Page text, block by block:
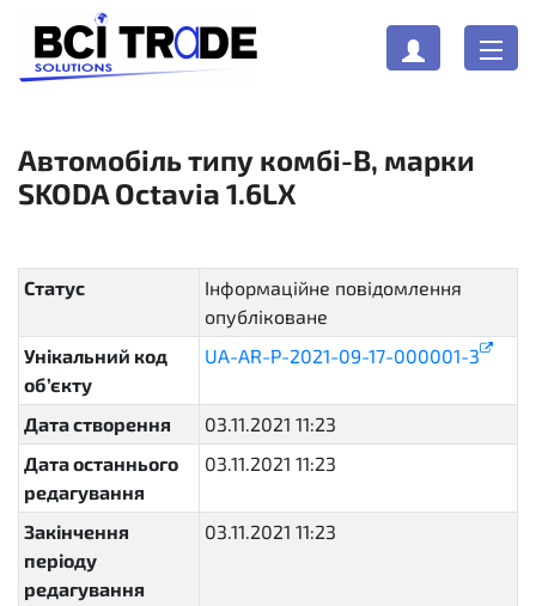
Автомобіль типу комбі-В, марки
SKODA Octavia 1.6LX
Статус
Інформаційне повідомлення
опубліковане
Унікальний код
об’єкту
UA-AR-P-2021-09-17-000001-3
Дата створення
03.11.2021 11:23
Дата останнього
редагування
03.11.2021 11:23
Закінчення
періоду
редагування
03.11.2021 11:23